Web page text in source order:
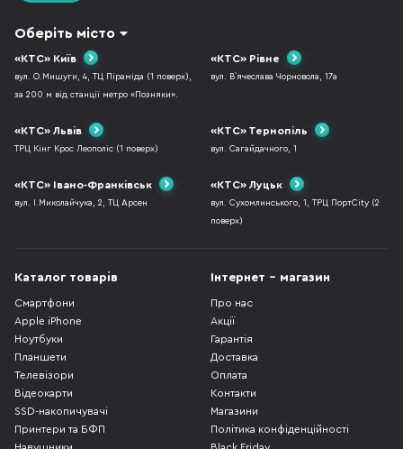
Оберіть місто
«КТС» Київ
вул. О.Мишуги, 4, ТЦ Піраміда (1 поверх),
за 200 м від станції метро «Позняки».
«КТС» Рівне
вул. В`ячеслава Чорновола, 17а
«КТС» Львів
ТРЦ Кінг Крос Леополіс (1 поверх)
«КТС» Тернопіль
вул. Сагайдачного, 1
«КТС» Івано-Франківськ
вул. І.Миколайчука, 2, ТЦ Арсен
«КТС» Луцьк
вул. Сухомлинського, 1, ТРЦ ПортCity (2
поверх)
Каталог товарів
Смартфони
Apple iPhone
Ноутбуки
Планшети
Телевізори
Відеокарти
SSD-накопичувачі
Принтери та БФП
Інтернет - магазин
Про нас
Акції
Гарантія
Доставка
Оплата
Контакти
Магазини
Політика конфіденційності